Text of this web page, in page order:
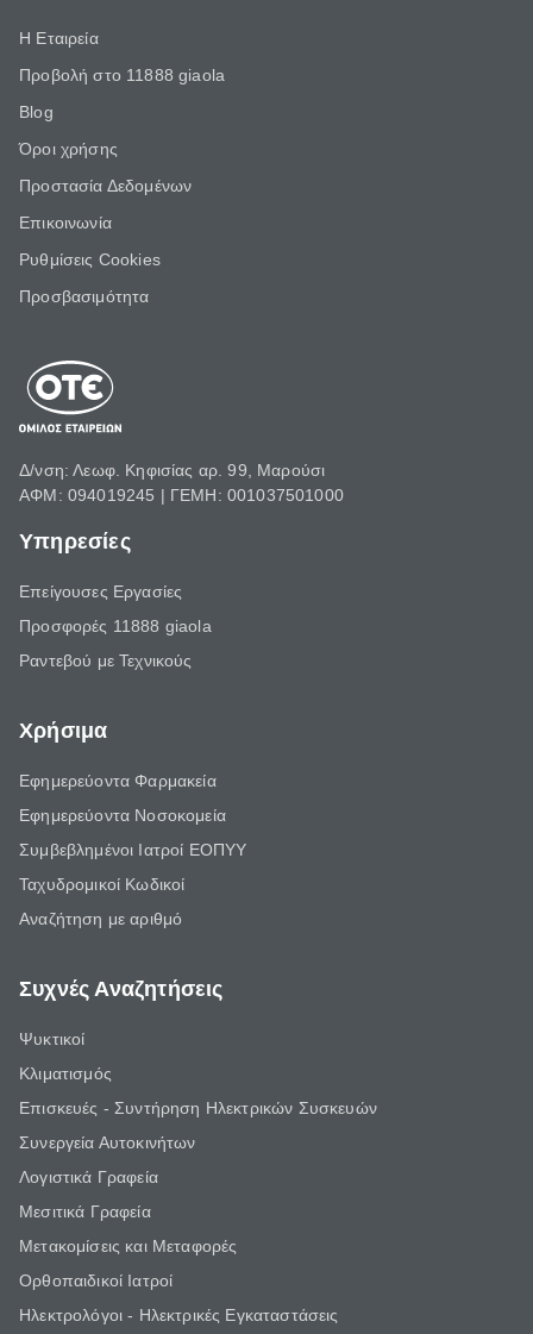
Η Εταιρεία
Προβολή στο 11888 giaola
Blog
Όροι χρήσης
Προστασία Δεδομένων
Επικοινωνία
Ρυθμίσεις Cookies
Προσβασιμότητα
Δ/νση: Λεωφ. Κηφισίας αρ. 99, Μαρούσι
ΑΦΜ: 094019245 | ΓΕΜΗ: 001037501000
Υπηρεσίες
Επείγουσες Εργασίες
Προσφορές 11888 giaola
Ραντεβού με Τεχνικούς
Χρήσιμα
Εφημερεύοντα Φαρμακεία
Εφημερεύοντα Νοσοκομεία
Συμβεβλημένοι Ιατροί ΕΟΠΥΥ
Ταχυδρομικοί Κωδικοί
Αναζήτηση με αριθμό
Συχνές Αναζητήσεις
Ψυκτικοί
Κλιματισμός
Επισκευές - Συντήρηση Ηλεκτρικών Συσκευών
Συνεργεία Αυτοκινήτων
Λογιστικά Γραφεία
Μεσιτικά Γραφεία
Μετακομίσεις και Μεταφορές
Ορθοπαιδικοί Ιατροί
Ηλεκτρολόγοι - Ηλεκτρικές Εγκαταστάσεις